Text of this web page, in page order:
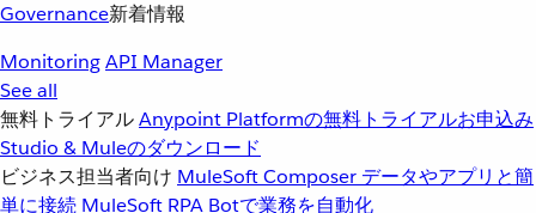
Governance新着情報
MonitoringAPI Manager
See all
無料トライアルAnypoint Platformの無料トライアルお申込み
Studio & Muleのダウンロード
ビジネス担当者向け MuleSoft Composer データやアプリと簡
単に接続 MuleSoft RPA Botで業務を自動化